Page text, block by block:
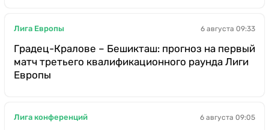
Лига Европы 6 августа 09:33
Градец-Кралове – Бешикташ: прогноз на первый
матч третьего квалификационного раунда Лиги
Европы
Лига конференций 6 августа 09:05